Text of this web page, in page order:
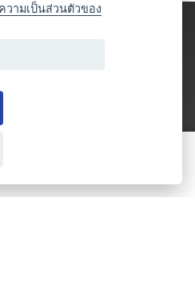
วามเป็นส่วนตัวของ